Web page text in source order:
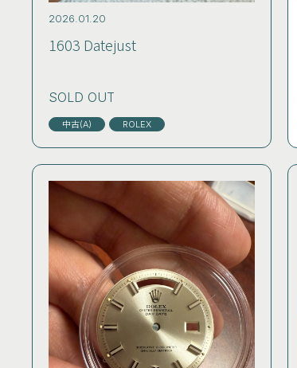
2026.01.20
1603 Datejust
SOLD OUT
中古(A) ROLEX